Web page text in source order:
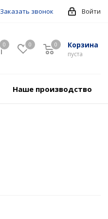
Войти
Заказать звонок
0 0 Корзина
пуста
0
Наше производство